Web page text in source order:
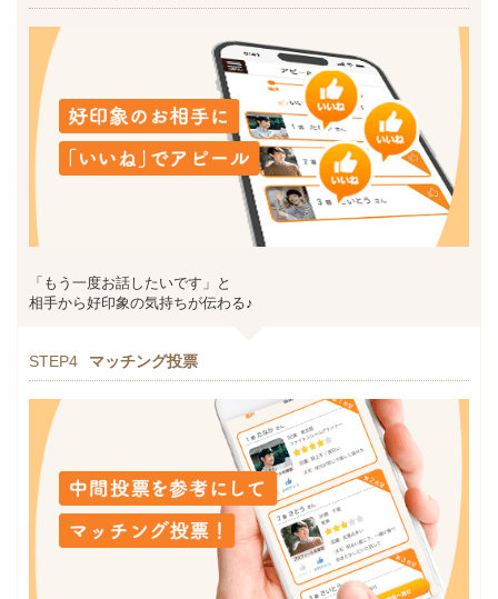
「もう一度お話したいです」と
相手から好印象の気持ちが伝わる♪
STEP4 マッチング投票